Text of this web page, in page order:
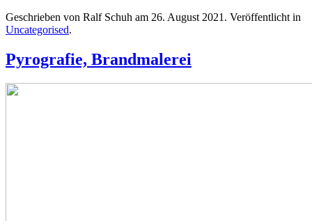
Geschrieben von Ralf Schuh am 26. August 2021 . Veröffentlicht in
Uncategorised.
Pyrografie, Brandmalerei